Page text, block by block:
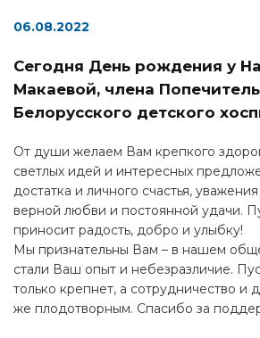
06.08.2022
Сегодня День рождения у
Макаевой, члена
Белорусского детского
От души желаем Вам крепкого
светлых идей и интересных
достатка и личного счастья,
верной любви и постоянной удачи.
приносит радость, добро и улыбку!
Мы признательны Вам – в нашем
стали Ваш опыт и небезразличие.
только крепнет, а сотрудничество и
же плодотворным. Спасибо за